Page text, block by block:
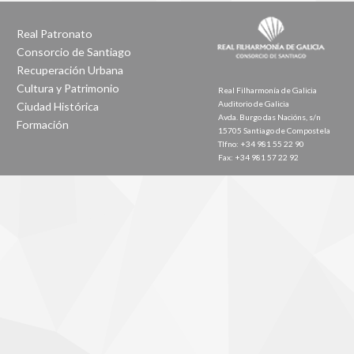
Real Patronato
Consorcio de Santiago
Recuperación Urbana
Cultura y Patrimonio
Ciudad Histórica
Formación
Real Filharmonía de Galicia
Auditorio de Galicia
Avda. Burgo das Nacións, s/n
15705 Santiago de Compostela
Tlfno: +34 981 55 22 90
Fax: +34 981 57 22 92